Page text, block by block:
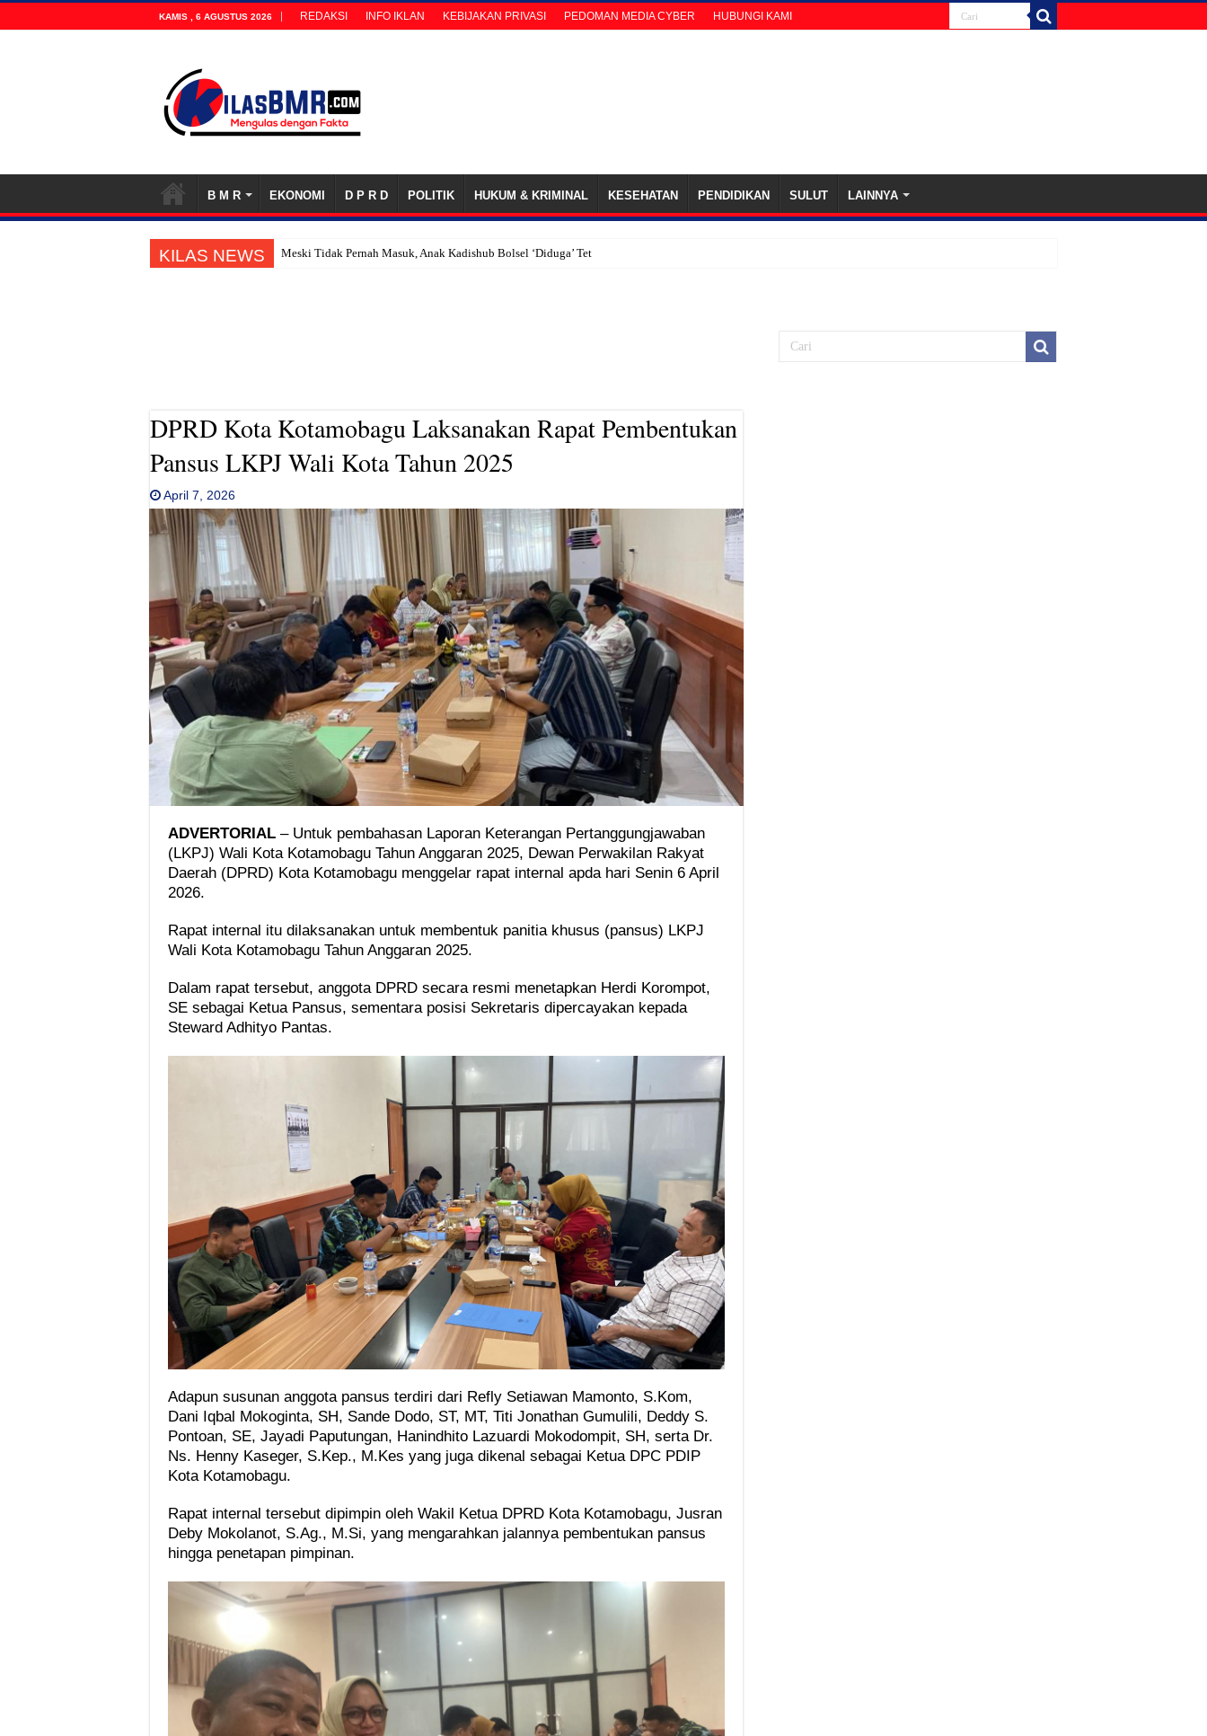
KAMIS , 6 AGUSTUS 2026 REDAKSI INFO IKLAN KEBIJAKAN PRIVASI PEDOMAN MEDIA CYBER HUBUNGI KAMI
B M R EKONOMI D P R D POLITIK HUKUM & KRIMINAL KESEHATAN PENDIDIKAN SULUT LAINNYA
KILAS NEWS Meski Tidak Pernah Masuk, Anak Kadishub Bolsel ‘Diduga’ Tetap Terima Gaji Honor Sopir
DPRD Kota Kotamobagu Laksanakan Rapat Pembentukan
Pansus LKPJ Wali Kota Tahun 2025
April 7, 2026
ADVERTORIAL – Untuk pembahasan Laporan Keterangan Pertanggungjawaban
(LKPJ) Wali Kota Kotamobagu Tahun Anggaran 2025, Dewan Perwakilan Rakyat
Daerah (DPRD) Kota Kotamobagu menggelar rapat internal apda hari Senin 6 April
2026.
Rapat internal itu dilaksanakan untuk membentuk panitia khusus (pansus) LKPJ
Wali Kota Kotamobagu Tahun Anggaran 2025.
‎Dalam rapat tersebut, anggota DPRD secara resmi menetapkan Herdi Korompot,
SE sebagai Ketua Pansus, sementara posisi Sekretaris dipercayakan kepada
Steward Adhityo Pantas.
‎Adapun susunan anggota pansus terdiri dari Refly Setiawan Mamonto, S.Kom,
Dani Iqbal Mokoginta, SH, Sande Dodo, ST, MT, Titi Jonathan Gumulili, Deddy S.
Pontoan, SE, Jayadi Paputungan, Hanindhito Lazuardi Mokodompit, SH, serta Dr.
Ns. Henny Kaseger, S.Kep., M.Kes yang juga dikenal sebagai Ketua DPC PDIP
Kota Kotamobagu.
Rapat internal tersebut dipimpin oleh Wakil Ketua DPRD Kota Kotamobagu, Jusran
Deby Mokolanot, S.Ag., M.Si, yang mengarahkan jalannya pembentukan pansus
hingga penetapan pimpinan.